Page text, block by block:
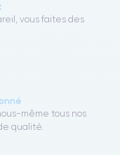
vous faites des
même tous nos
qualité.